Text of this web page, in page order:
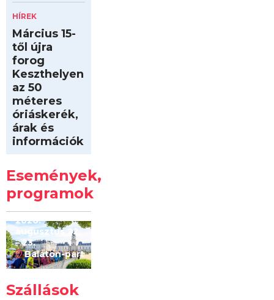
HÍREK
Március 15-
től újra
forog
Keszthelyen
az 50
méteres
óriáskerék,
árak és
információk
Események,
programok
Kilóméterek
2026
2026.
augusztus 22
– 23.
Balaton-part
Szállások